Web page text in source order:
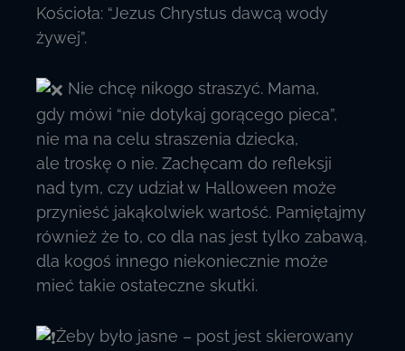
Kościoła: “Jezus Chrystus dawcą wody
żywej”.
Nie chcę nikogo straszyć. Mama,
gdy mówi “nie dotykaj gorącego pieca”,
nie ma na celu straszenia dziecka,
ale troskę o nie. Zachęcam do refleksji
nad tym, czy udział w Halloween może
przynieść jakąkolwiek wartość. Pamiętajmy
również że to, co dla nas jest tylko zabawą,
dla kogoś innego niekoniecznie może
mieć takie ostateczne skutki.
Żeby było jasne – post jest skierowany